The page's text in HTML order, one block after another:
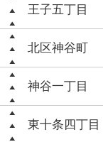
王子五丁目
北区神谷町
神谷一丁目
東十条四丁目